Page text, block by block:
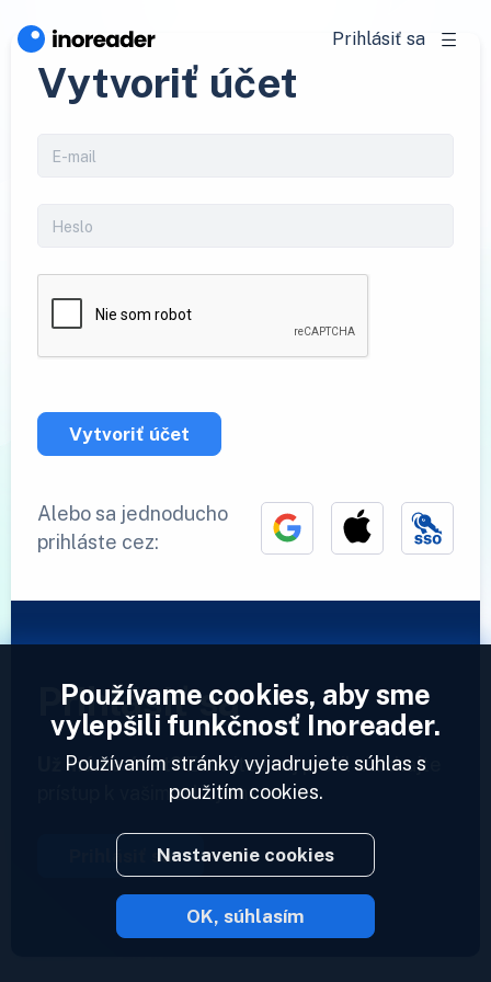
Prihlásiť sa
Vytvoriť účet
Vytvoriť účet
Alebo sa jednoducho
prihláste cez:
Prihlásiť sa
Už máme účet?Zadajte svoj profil a získajte
prístup k vašim zdrojom.
Prihlásiť sa
2023 © Inoreader
Používame cookies, aby sme
vylepšili funkčnosť Inoreader.
Používaním stránky vyjadrujete súhlas s
použitím cookies.
Nastavenie cookies
OK, súhlasím